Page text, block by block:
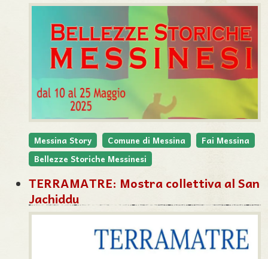
Messina Story Comune di Messina
Fai Messina
Bellezze Storiche Messinesi
TERRAMATRE: Mostra collettiva al San
Jachiddu